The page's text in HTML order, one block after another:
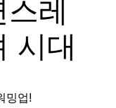
레
시대
밍업!